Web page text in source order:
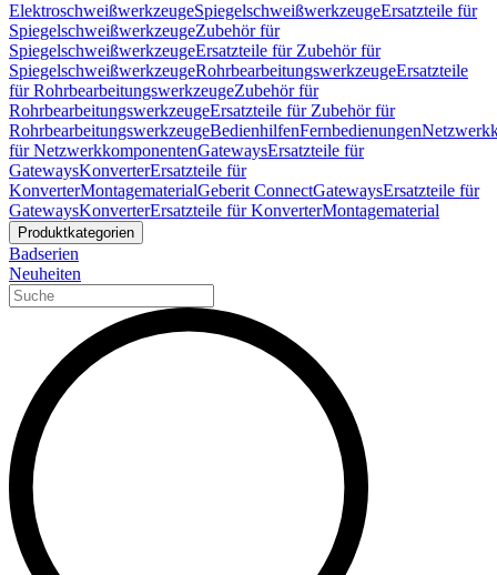
ElektroschweißwerkzeugeSpiegelschweißwerkzeugeErsatzteile für
SpiegelschweißwerkzeugeZubehör für
SpiegelschweißwerkzeugeErsatzteile für Zubehör für
SpiegelschweißwerkzeugeRohrbearbeitungswerkzeugeErsatzteile
für RohrbearbeitungswerkzeugeZubehör für
RohrbearbeitungswerkzeugeErsatzteile für Zubehör für
RohrbearbeitungswerkzeugeBedienhilfenFernbedienungen
für NetzwerkkomponentenGatewaysErsatzteile für
GatewaysKonverterErsatzteile für
KonverterMontagematerialGeberit ConnectGatewaysErsatzteile für
GatewaysKonverterErsatzteile für KonverterMontagematerial
Produktkategorien
Badserien
Neuheiten